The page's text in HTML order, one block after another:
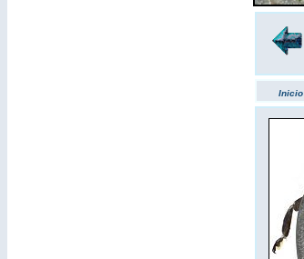
Inicio